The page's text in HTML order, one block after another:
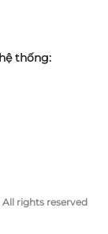
thống:
rights reserved